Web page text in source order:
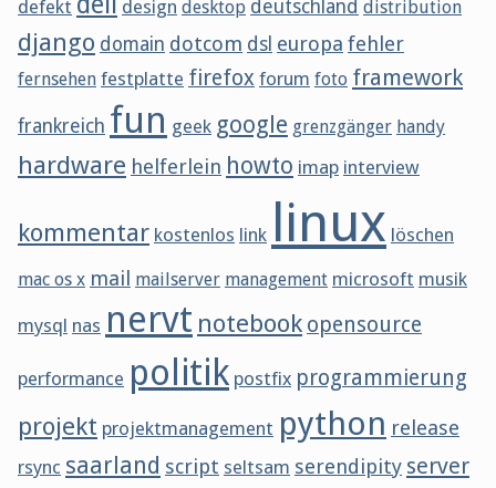
defekt design desktop deutschland distribution
django domain dotcom dsl europa fehler
fernsehen festplatte firefox forum foto framework
frankreich fun geek google grenzgänger handy
hardware helferlein howto imap interview
kommentar kostenlos link linux löschen
mac os x mail mailserver management microsoft musik
mysql nas nervt notebook opensource
performance politik postfix programmierung
projekt projektmanagement python release
rsync saarland script seltsam serendipity server